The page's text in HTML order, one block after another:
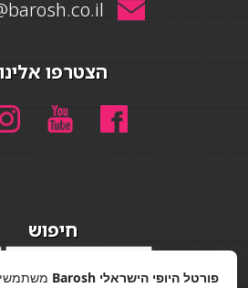
הצטרפו
חיפוש
פורטל היופי הישראלי Barosh